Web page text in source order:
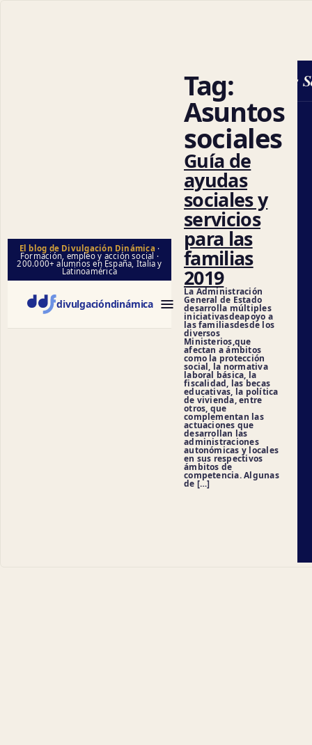
El blog de Divulgación Dinámica ·
Formación, empleo y acción social ·
200.000+ alumnos en España, Italia y
Latinoamérica
divulgacióndinámica
Tag:
Asuntos
sociales
Guía de
ayudas
sociales y
servicios
para las
familias
2019
La Administración
General de Estado
desarrolla múltiples
iniciativasdeapoyo a
las familiasdesde los
diversos
Ministerios,que
afectan a ámbitos
como la protección
social, la normativa
laboral básica, la
fiscalidad, las becas
educativas, la política
de vivienda, entre
otros, que
complementan las
actuaciones que
desarrollan las
administraciones
autonómicas y locales
en sus respectivos
ámbitos de
competencia. Algunas
de […]
Ciencias